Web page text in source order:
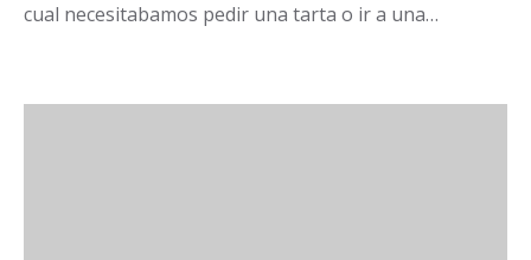
cual necesitabamos pedir una tarta o ir a una…